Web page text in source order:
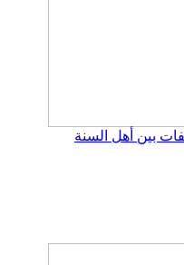
بين أهل السنة